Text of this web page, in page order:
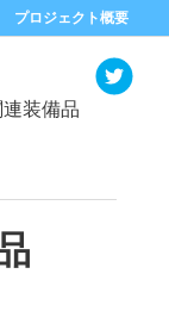
プロジェクト概要
装備品